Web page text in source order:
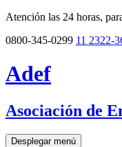
Atención las 24 horas,
0800-345-0299 11 2322-
Adef
Asociación de
Desplegar menú